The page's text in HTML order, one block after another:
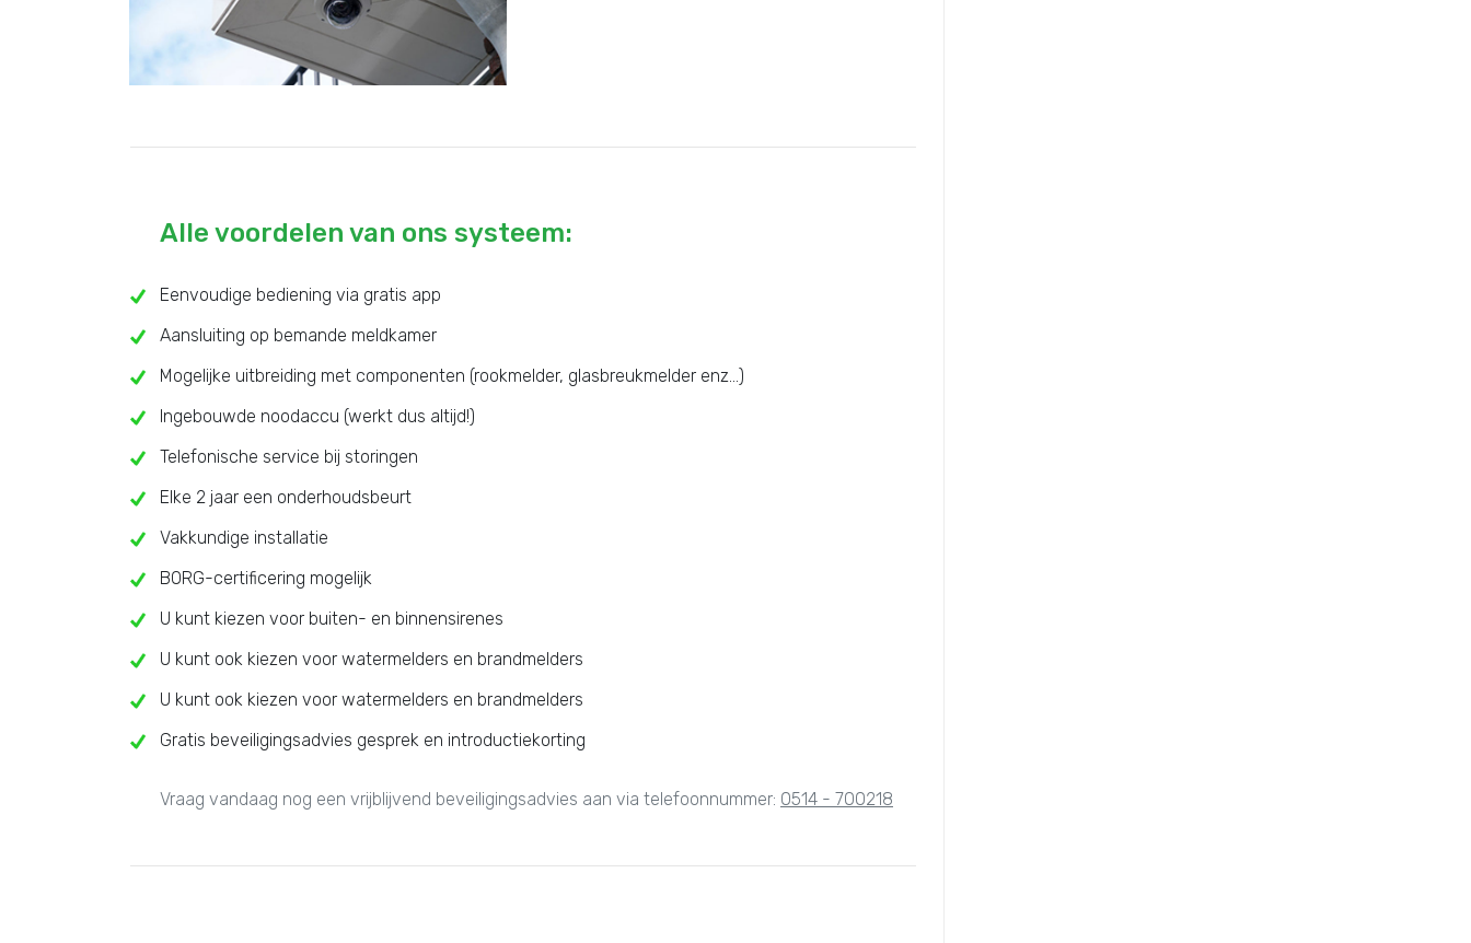
Alle voordelen van ons systeem:
Eenvoudige bediening via gratis app
Aansluiting op bemande meldkamer
Mogelijke uitbreiding met componenten (rookmelder, glasbreukmelder enz...)
Ingebouwde noodaccu (werkt dus altijd!)
Telefonische service bij storingen
Elke 2 jaar een onderhoudsbeurt
Vakkundige installatie
BORG-certificering mogelijk
U kunt kiezen voor buiten- en binnensirenes
U kunt ook kiezen voor watermelders en brandmelders
U kunt ook kiezen voor watermelders en brandmelders
Gratis beveiligingsadvies gesprek en introductiekorting
Vraag vandaag nog een vrijblijvend beveiligingsadvies aan via telefoonnummer: 0514 - 700218